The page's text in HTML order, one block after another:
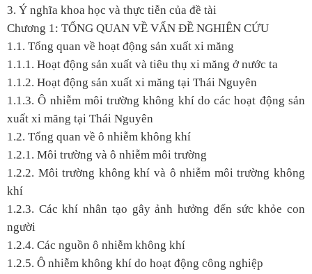
3. Ý nghĩa khoa học và thực tiễn của đề tài
Chương 1: TỔNG QUAN VỀ VẤN ĐỀ NGHIÊN CỨU
1.1. Tổng quan về hoạt động sản xuất xi măng
1.1.1. Hoạt động sản xuất và tiêu thụ xi măng ở nước ta
1.1.2. Hoạt động sản xuất xi măng tại Thái Nguyên
1.1.3. Ô nhiễm môi trường không khí do các hoạt động sản
xuất xi măng tại Thái Nguyên
1.2. Tổng quan về ô nhiễm không khí
1.2.1. Môi trường và ô nhiễm môi trường
1.2.2. Môi trường không khí và ô nhiễm môi trường không
khí
1.2.3. Các khí nhân tạo gây ảnh hưởng đến sức khỏe con
người
1.2.4. Các nguồn ô nhiễm không khí
1.2.5. Ô nhiễm không khí do hoạt động công nghiệp